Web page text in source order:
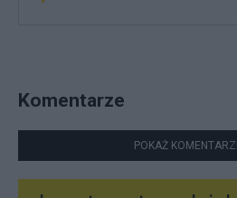
Komentarze
POKAŻ